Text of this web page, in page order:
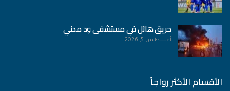
حريق هائل في مستشفى ود مدني
أغسطس 5, 2026
الأقسام الأكثر رواجاً